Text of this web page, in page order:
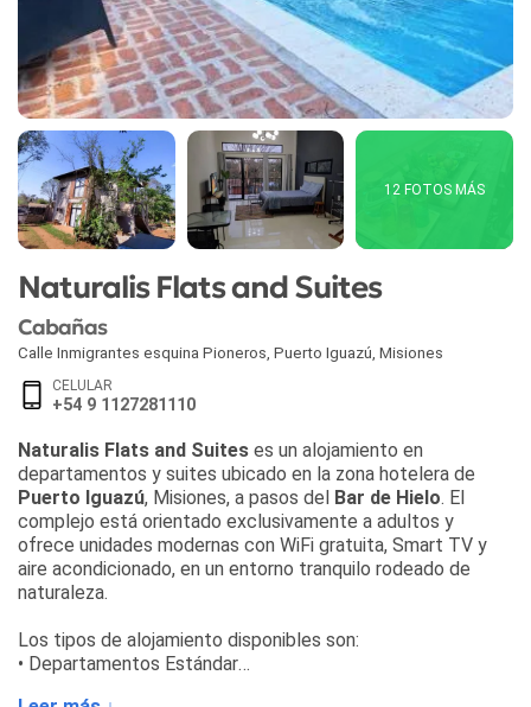
12 FOTOS MÁS
Naturalis Flats and Suites
Cabañas
Calle Inmigrantes esquina Pioneros Puerto Iguazú Misiones
CELULAR
+54 9 1127281110
Naturalis Flats and Suites es un alojamiento en
departamentos y suites ubicado en la zona hotelera de
Puerto Iguazú, Misiones, a pasos del Bar de Hielo. El
complejo está orientado exclusivamente a adultos y
ofrece unidades modernas con WiFi gratuita, Smart TV y
aire acondicionado, en un entorno tranquilo rodeado de
naturaleza.
Los tipos de alojamiento disponibles son:
• Departamentos Estándar